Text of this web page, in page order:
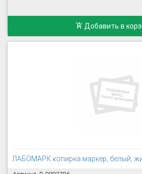
Добавить в
ЛАБОМАРК копирка маркер, белый,